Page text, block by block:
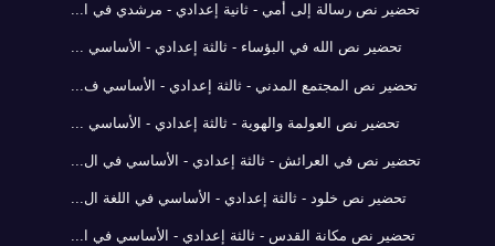
تحضير نص رسالة إلى أمي - ثانية إعدادي - مرشدي في ا...
تحضير نص الله في البؤساء - ثالثة إعدادي - الأساسي ...
تحضير نص المجتمع المدني - ثالثة إعدادي - الأساسي ف...
تحضير نص العولمة والهوية - ثالثة إعدادي - الأساسي ...
تحضير نص في العرائش - ثالثة إعدادي - الأساسي في ال...
تحضير نص خلود - ثالثة إعدادي - الأساسي في اللغة ال...
تحضير نص مكانة القدس - ثالثة إعدادي - الأساسي في ا...